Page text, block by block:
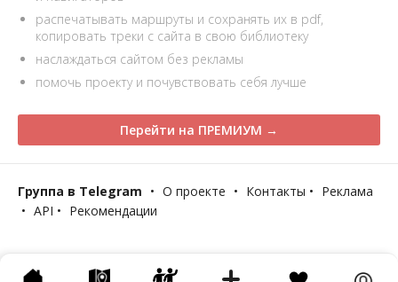
распечатывать маршруты и сохранять их в pdf,
копировать треки с сайта в свою библиотеку
наслаждаться сайтом без рекламы
помочь проекту и почувствовать себя лучше
Перейти на ПРЕМИУМ →
Группа в Telegram • О проекте • Контакты • Реклама
• API • Рекомендации